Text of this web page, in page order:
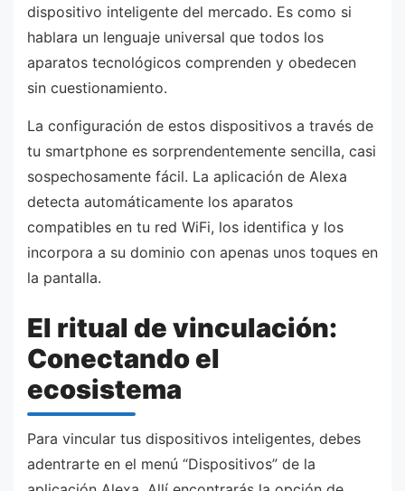
dispositivo inteligente del mercado. Es como si
hablara un lenguaje universal que todos los
aparatos tecnológicos comprenden y obedecen
sin cuestionamiento.
La configuración de estos dispositivos a través de
tu smartphone es sorprendentemente sencilla, casi
sospechosamente fácil. La aplicación de Alexa
detecta automáticamente los aparatos
compatibles en tu red WiFi, los identifica y los
incorpora a su dominio con apenas unos toques en
la pantalla.
El ritual de vinculación:
Conectando el
ecosistema
Para vincular tus dispositivos inteligentes, debes
adentrarte en el menú “Dispositivos” de la